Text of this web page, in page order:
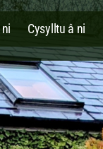
Cysylltu â ni